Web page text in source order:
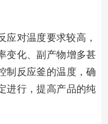
应对温度要求较高，
变化、副产物增多甚
制反应釜的温度，确
进行，提高产品的纯